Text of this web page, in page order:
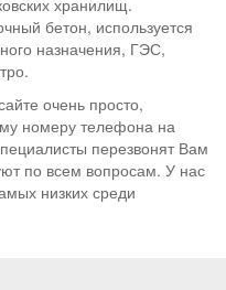
хранилищ.
бетон, используется
назначения, ГЭС,
очень просто,
номеру телефона на
перезвонят Вам
по всем вопросам. У нас
низких среди